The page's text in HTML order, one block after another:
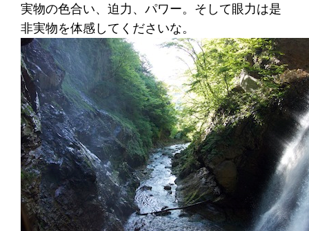
実物の色合い、迫力、パワー。そして眼力は是
非実物を体感してくださいな。